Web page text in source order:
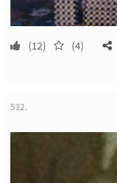
(12) (4)
532.